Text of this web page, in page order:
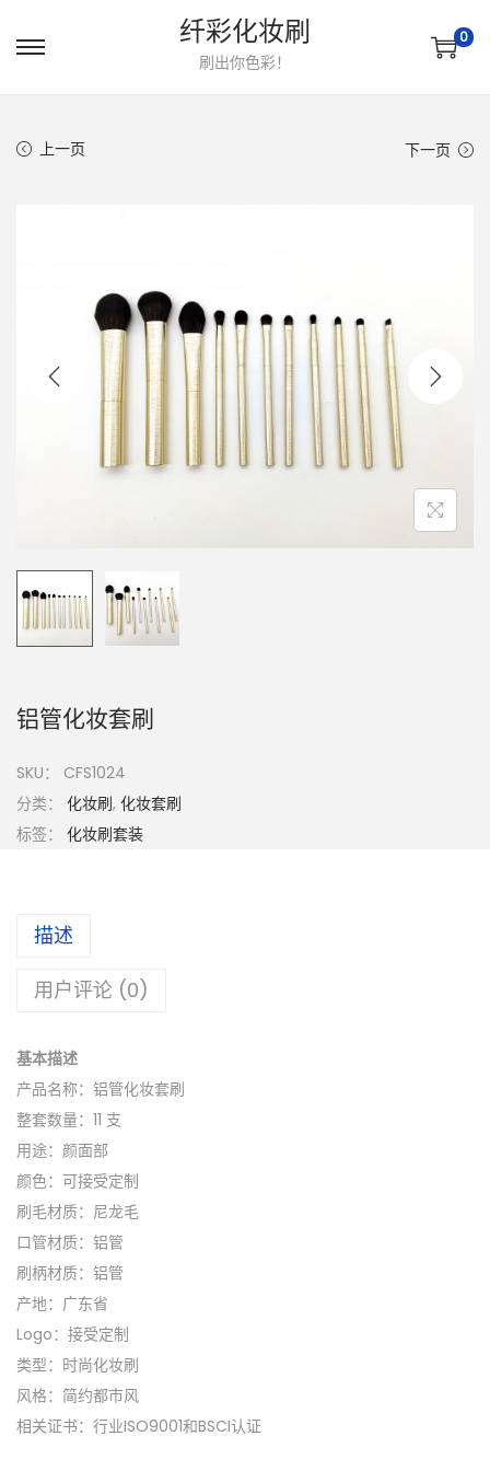
转
跳
纤彩化妆刷
刷出你色彩！
0
上一页 下一页
铝管化妆套刷
SKU： CFS1024
分类： 化妆刷, 化妆套刷
标签： 化妆刷套装
描述
用户评论 (0)
基本描述
产品名称：铝管化妆套刷
整套数量：11 支
用途：颜面部
颜色：可接受定制
刷毛材质：尼龙毛
口管材质：铝管
刷柄材质：铝管
产地：广东省
Logo：接受定制
类型：时尚化妆刷
风格：简约都市风
相关证书：行业ISO9001和BSCI认证